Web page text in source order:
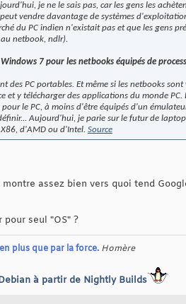
je ne le sais pas, car les gens les
vendre davantage de systèmes
du PC indien n'existait pas et que les gens
au netbook, ndlr).
7 pour les netbooks équipés de
des PC portables. Et même si les netbooks
y télécharger des applications du monde
le PC, à moins d'être équipés d'un
Aujourd'hui, je parie sur le futur de
d'AMD ou d'Intel. Source
assez bien vers quoi tend
seul "OS" ?
plus que par la force. Homère
à partir de Nightly Builds